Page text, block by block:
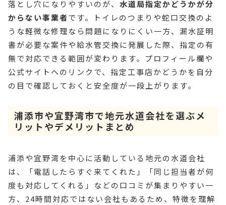
落とし穴になりやすいのが、 水道局指定かどうかが分
からない事業者です。トイレのつまりや蛇口交換のよ
うな軽微な修理なら問題になりにくい一方、漏水証明
書が必要な案件や給水管交換に発展した際、指定の有
無で対応できる範囲が変わります。プロフィール欄や
公式サイトへのリンクで、指定工事店かどうかを自分
の目で確認しておくと安全度が一段上がります。
浦添市や宜野湾市で地元水道会社を選ぶメ
リットやデメリットまとめ
浦添や宜野湾を中心に活動している地元の水道会社
は、「電話したらすぐ来てくれた」「同じ担当者が何
度も対応してくれる」などの口コミが集まりやすい一
方、24時間対応ではない会社もあるため、特徴を理解